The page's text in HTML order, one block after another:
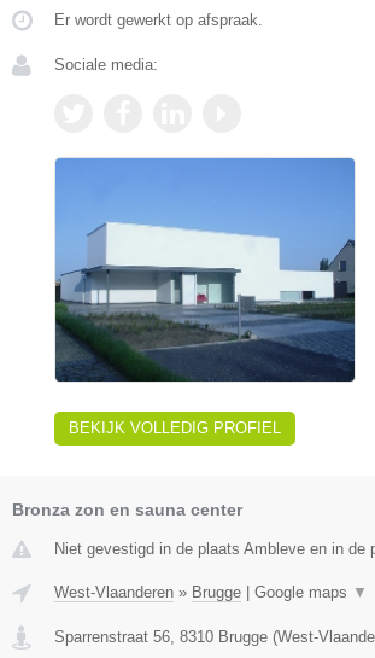
Er wordt gewerkt op afspraak.
Sociale media:
BEKIJK VOLLEDIG PROFIEL
Bronza zon en sauna center
Niet gevestigd in de plaats Ambleve en in de
West-Vlaanderen » Brugge Google maps ▼
Sparrenstraat 56, 8310 Brugge (West-